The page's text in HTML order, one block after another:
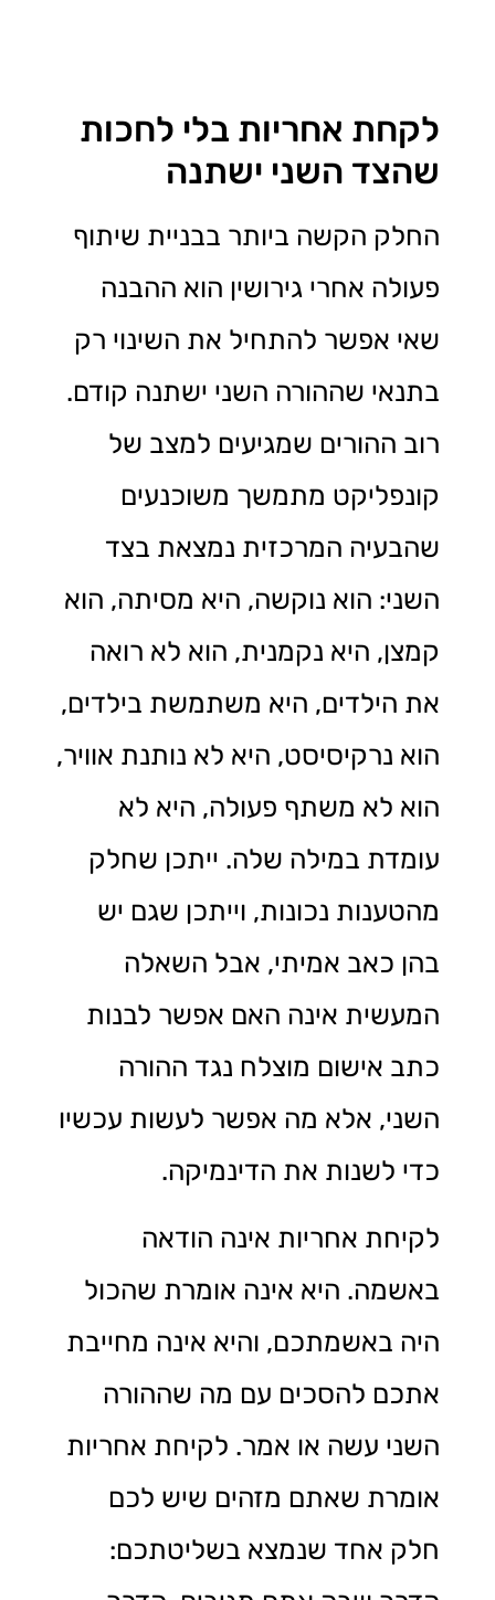
לקחת אחריות בלי לחכות
שהצד השני ישתנה
החלק הקשה ביותר בבניית שיתוף
פעולה אחרי גירושין הוא ההבנה
שאי אפשר להתחיל את השינוי רק
בתנאי שההורה השני ישתנה קודם.
רוב ההורים שמגיעים למצב של
קונפליקט מתמשך משוכנעים
שהבעיה המרכזית נמצאת בצד
השני: הוא נוקשה, היא מסיתה, הוא
קמצן, היא נקמנית, הוא לא רואה
את הילדים, היא משתמשת בילדים,
הוא נרקיסיסט, היא לא נותנת אוויר,
הוא לא משתף פעולה, היא לא
עומדת במילה שלה. ייתכן שחלק
מהטענות נכונות, וייתכן שגם יש
בהן כאב אמיתי, אבל השאלה
המעשית אינה האם אפשר לבנות
כתב אישום מוצלח נגד ההורה
השני, אלא מה אפשר לעשות עכשיו
כדי לשנות את הדינמיקה.
לקיחת אחריות אינה הודאה
באשמה. היא אינה אומרת שהכול
היה באשמתכם, והיא אינה מחייבת
אתכם להסכים עם מה שההורה
השני עשה או אמר. לקיחת אחריות
אומרת שאתם מזהים שיש לכם
חלק אחד שנמצא בשליטתכם: